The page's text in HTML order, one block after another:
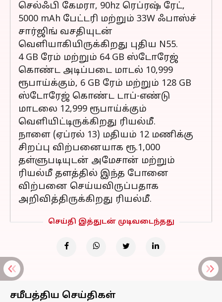
செல்ஃபி கேமரா, 90hz ரெப்ரஷ் ரேட்,
5000 mAh பேட்டரி மற்றும் 33W ஃபாஸ்ச்
சார்ஜிங் வசதியுடன்
வெளியாகியிருக்கிறது புதிய N55.
4 GB ரேம் மற்றும் 64 GB ஸ்டோரேஜ்
கொண்ட அடிப்படை மாடல் 10,999
ரூபாய்க்கும், 6 GB ரேம் மற்றும் 128 GB
ஸ்டோரேஜ் கொண்ட டாப்-எண்டு
மாடலை 12,999 ரூபாய்க்கும்
வெளியிட்டிருக்கிறது ரியல்மீ.
நாளை (ஏப்ரல் 13) மதியம் 12 மணிக்கு
சிறப்பு விற்பனையாக ரூ.1,000
தள்ளுபடியுடன் அமேசான் மற்றும்
ரியல்மீ தளத்தில் இந்த போனை
விற்பனை செய்யவிருப்பதாக
அறிவித்திருக்கிறது ரியல்மீ.
செய்தி இத்துடன் முடிவடைந்தது
சமீபத்திய செய்திகள்